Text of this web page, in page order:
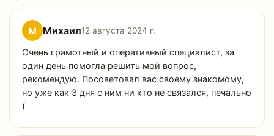
М Михаил12 августа 2024 г.
Очень грамотный и оперативный специалист, за
один день помогла решить мой вопрос,
рекомендую. Посоветовал вас своему знакомому,
но уже как 3 дня с ним ни кто не связался, печально
(